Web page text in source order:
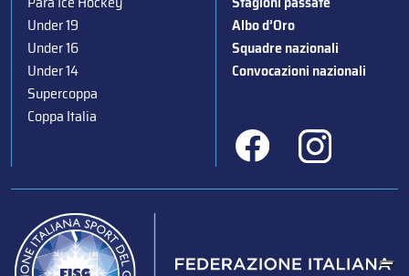
Under 19
Under 16
Under 14
Supercoppa
Coppa Italia
Albo d’Oro
Squadre nazionali
Convocazioni nazionali